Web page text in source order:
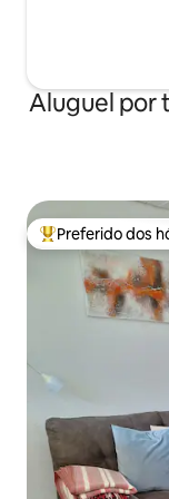
Aluguel por
Entre os
Preferido dos